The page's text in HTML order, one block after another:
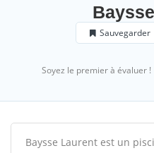
Sauvegarder
Soyez le premier à évaluer !
Baysse Laurent est un